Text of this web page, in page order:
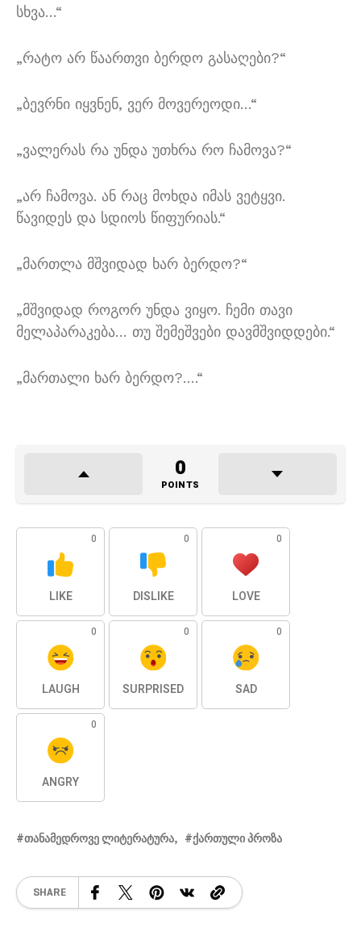
სხვა…“
„რატო არ წაართვი ბერდო გასაღები?“
„ბევრნი იყვნენ, ვერ მოვერეოდი…“
„ვალერას რა უნდა უთხრა რო ჩამოვა?“
„არ ჩამოვა. ან რაც მოხდა იმას ვეტყვი.
წავიდეს და სდიოს წიფურიას.“
„მართლა მშვიდად ხარ ბერდო?“
„მშვიდად როგორ უნდა ვიყო. ჩემი თავი
მელაპარაკება… თუ შემეშვები დავმშვიდდები.“
„მართალი ხარ ბერდო?….“
0
POINTS
0
LIKE
0
DISLIKE
0
LOVE
0
LAUGH
0
SURPRISED
0
SAD
0
ANGRY
ᲗᲐᲜᲐᲛᲔᲓᲠᲝᲕᲔ ᲚᲘᲢᲔᲠᲐᲢᲣᲠᲐ ᲥᲐᲠᲗᲣᲚᲘ ᲞᲠᲝᲖᲐ
SHARE